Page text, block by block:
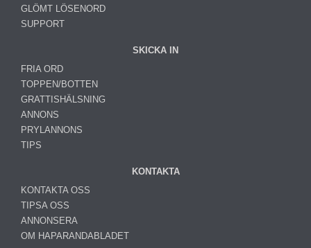
GLÖMT LÖSENORD
SUPPORT
SKICKA IN
FRIA ORD
TOPPEN/BOTTEN
GRATTISHÄLSNING
ANNONS
PRYLANNONS
TIPS
KONTAKTA
KONTAKTA OSS
TIPSA OSS
ANNONSERA
OM HAPARANDABLADET